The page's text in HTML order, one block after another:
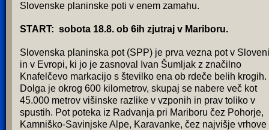
Slovenske planinske poti v enem zamahu.
START: sobota 18.8. ob 6ih zjutraj v Mariboru.
Slovenska planinska pot (SPP) je prva vezna pot v
in v Evropi, ki jo je zasnoval Ivan Šumljak z značilno
Knafelčevo markacijo s številko ena ob rdeče belih krogih.
Dolga je okrog 600 kilometrov, skupaj se nabere več kot
45.000 metrov višinske razlike v vzponih in prav toliko v
spustih. Pot poteka iz Radvanja pri Mariboru čez Pohorje,
Kamniško-Savinjske Alpe, Karavanke, čez najvišje vrhove